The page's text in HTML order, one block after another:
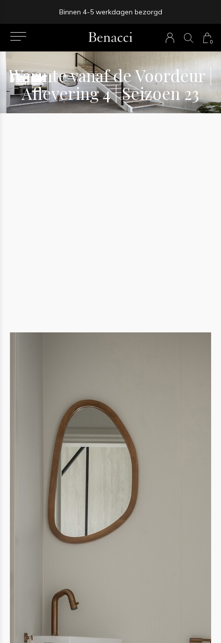
0
Gratis verzending vanaf 9 wandpanelen
prev
Warmte vanaf de Voordeur |
Aflevering 4 | Seizoen 23